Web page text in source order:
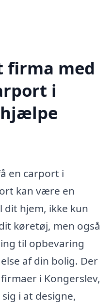
firma med
i
hjælpe
en carport i
kan være en
hjem, ikke kun
køretøj, men også
til opbevaring
af din bolig. Der
i Kongerslev,
i at designe,